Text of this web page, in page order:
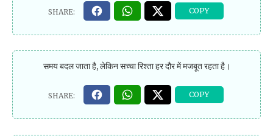
समय बदल जाता है, लेकिन सच्चा रिश्ता हर दौर में मजबूत रहता है।